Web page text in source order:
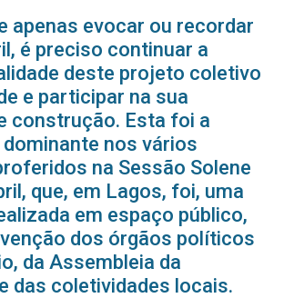
apenas evocar ou recordar
é preciso continuar a
deste projeto coletivo
e participar na sua
construção. Esta foi a
nos vários
na Sessão Solene
que, em Lagos, foi, uma
em espaço público,
dos órgãos políticos
da Assembleia da
das coletividades locais.